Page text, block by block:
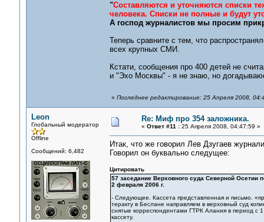
"Составляются и уточняются списки
человека. Списки не полные и будут
А господ журналистов мы просим
Теперь сравните с тем, что
всех крупных СМИ.
Кстати, сообщения про 400 детей не
и "Эхо Москвы" - я не знаю, но
« Последнее редактирование: 25 Апреля 2008,
Leon
Глобальный модератор
Offline
Сообщений: 6,482
Re: Миф про 354 заложника.
« Ответ #11 :25 Апреля 2008, 04:47:59 »
Итак, что же говорил Лев Дзугаев
Говорил он буквально следущее:
Цитировать
57 заседание Верховного суда Северной Осетии
2 февраля 2006 г.
- Следующее. Кассета представленная и письмо.
теракту в Беслане направляем в верховный суд
снятые корреспондентами ГТРК Алания в период с
кассету.